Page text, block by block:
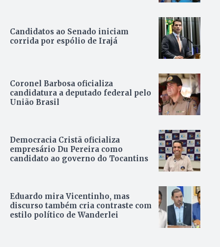
Candidatos ao Senado iniciam
corrida por espólio de Irajá
Coronel Barbosa oficializa
candidatura a deputado federal pelo
União Brasil
Democracia Cristã oficializa
empresário Du Pereira como
candidato ao governo do Tocantins
Eduardo mira Vicentinho, mas
discurso também cria contraste com
estilo político de Wanderlei